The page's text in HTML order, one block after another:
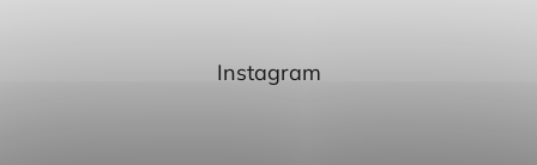
Instagram